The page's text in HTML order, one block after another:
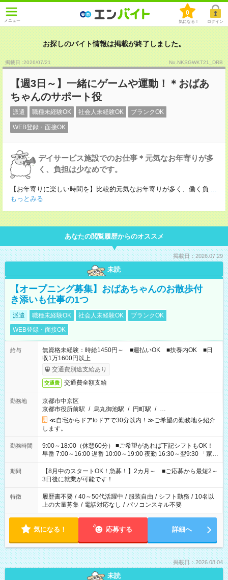
メニュー
0
気になる！ ログイン
お探しのバイト情報は掲載が終了しました。
掲載日 :2026/07/21 No.NKSGWKT21_DRB
【週3日～】一緒にゲームや運動！＊おばあ
ちゃんのサポート役
派遣 職種未経験OK 社会人未経験OK ブランクOK
WEB登録・面接OK
デイサービス施設でのお仕事＊元気なお年寄りが多
く、負担は少なめです。
【お年寄りに楽しい時間を】比較的元気なお年寄りが多く、働く負 ...
もっとみる
あなたの閲覧履歴からのオススメ
掲載日：2026.07.29
未読
【オープニング募集】おばあちゃんのお散歩付
き添いも仕事の1つ
派遣 職種未経験OK 社会人未経験OK
ブランクOK
WEB登録・面接OK
給与
無資格未経験：時給1450円～ ■週払いOK ■扶養内OK ■日
収1万1600円以上
交通費別途支給あり
交通費 交通費全額支給
勤務地
京都市中京区
京都市役所前駅 / 烏丸御池駅 / 円町駅 / …
≪自宅からドアtoドアで30分以内！≫ご希望の勤務地を紹介
します。
勤務時間
9:00～18:00（休憩60分） ■ご希望があれば下記シフトもOK！
早番 7:00～16:00 遅番 10:00～19:00 夜勤 16:30～翌9:30 「家族
と休みを合わせたい」 「余裕を持って夕飯の準備がしたい」
「できれば残業はしたくない」 など、ご希望を教えてください
ね。 ※Wワーク希望の方へ 今ご覧のお仕事で希望する勤務時間
と、もう1つのお仕事の勤務時間。 合計で週40時間を超える場
合は応募できません。
期間
【8月中のスタートOK！急募！】2カ月～ ■ご応募から最短2～
3日後に就業が可能です！
特徴 履歴書不要 / 40～50代活躍中 / 服装自由 / シフト勤務 / 10名以
上の大量募集 / 電話対応なし / パソコンスキル不要
気になる！ 応募する 詳細へ
掲載日：2026.08.04
未読